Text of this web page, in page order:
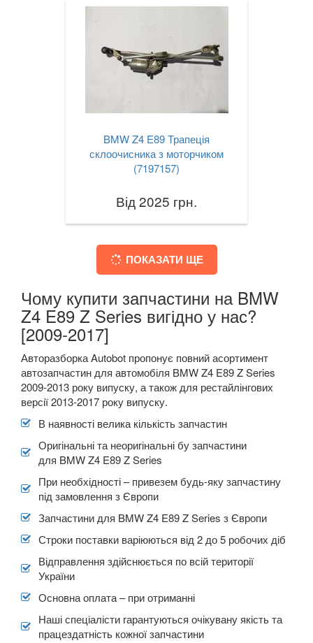
BMW Z4 E89 Трапеція
склоочисника з моторчиком
(7197157)
Від 2025 грн.
ПОКАЗАТИ ЩЕ
Чому купити запчастини на BMW
Z4 E89 Z Series вигідно у нас?
[2009-2017]
Авторазборка Autobot пропонує повний асортимент
автозапчастин для автомобіля BMW Z4 E89 Z Series
2009-2013 року випуску, а також для рестайлінгових
версії 2013-2017 року випуску.
В наявності велика кількість запчастин
Оригінальні та неоригінальні бу запчастини
для BMW Z4 E89 Z Series
При необхідності – привезем будь-яку запчастину
під замовлення з Європи
Запчастини для BMW Z4 E89 Z Series з Європи
Строки поставки варіюються від 2 до 5 робочих діб
Відправлення здійснюється по всій території
України
Основна оплата – при отриманні
Наші спеціалісти гарантуються очікувану якість та
працездатність кожної запчастини